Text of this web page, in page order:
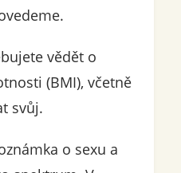
vědět o
(BMI), včetně
svůj.
o sexu a